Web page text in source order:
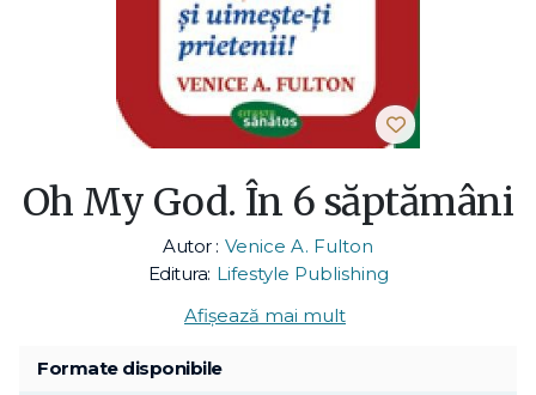
Oh My God. În 6 săptămâni
Autor : Venice A. Fulton
Editura: Lifestyle Publishing
Afișează mai mult
Formate disponibile